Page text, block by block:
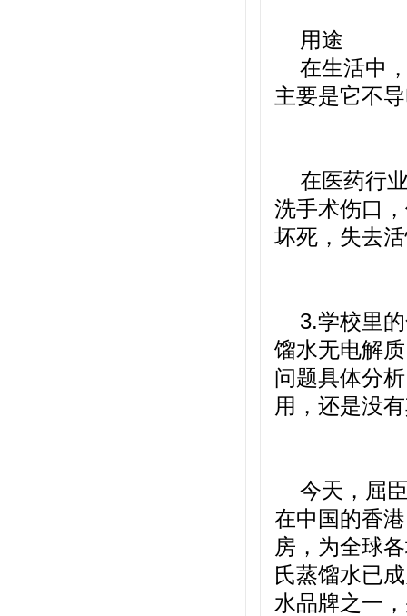
用途
在生活中
主要是它不
在医药行
洗手术伤口
坏死，失去
3.学校里
馏水无电解
问题具体分
用，还是没
今天，屈
在中国的香
房，为全球
氏蒸馏水已
水品牌之一